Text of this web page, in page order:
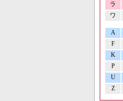
ラ
ワ
A
F
K
P
U
Z